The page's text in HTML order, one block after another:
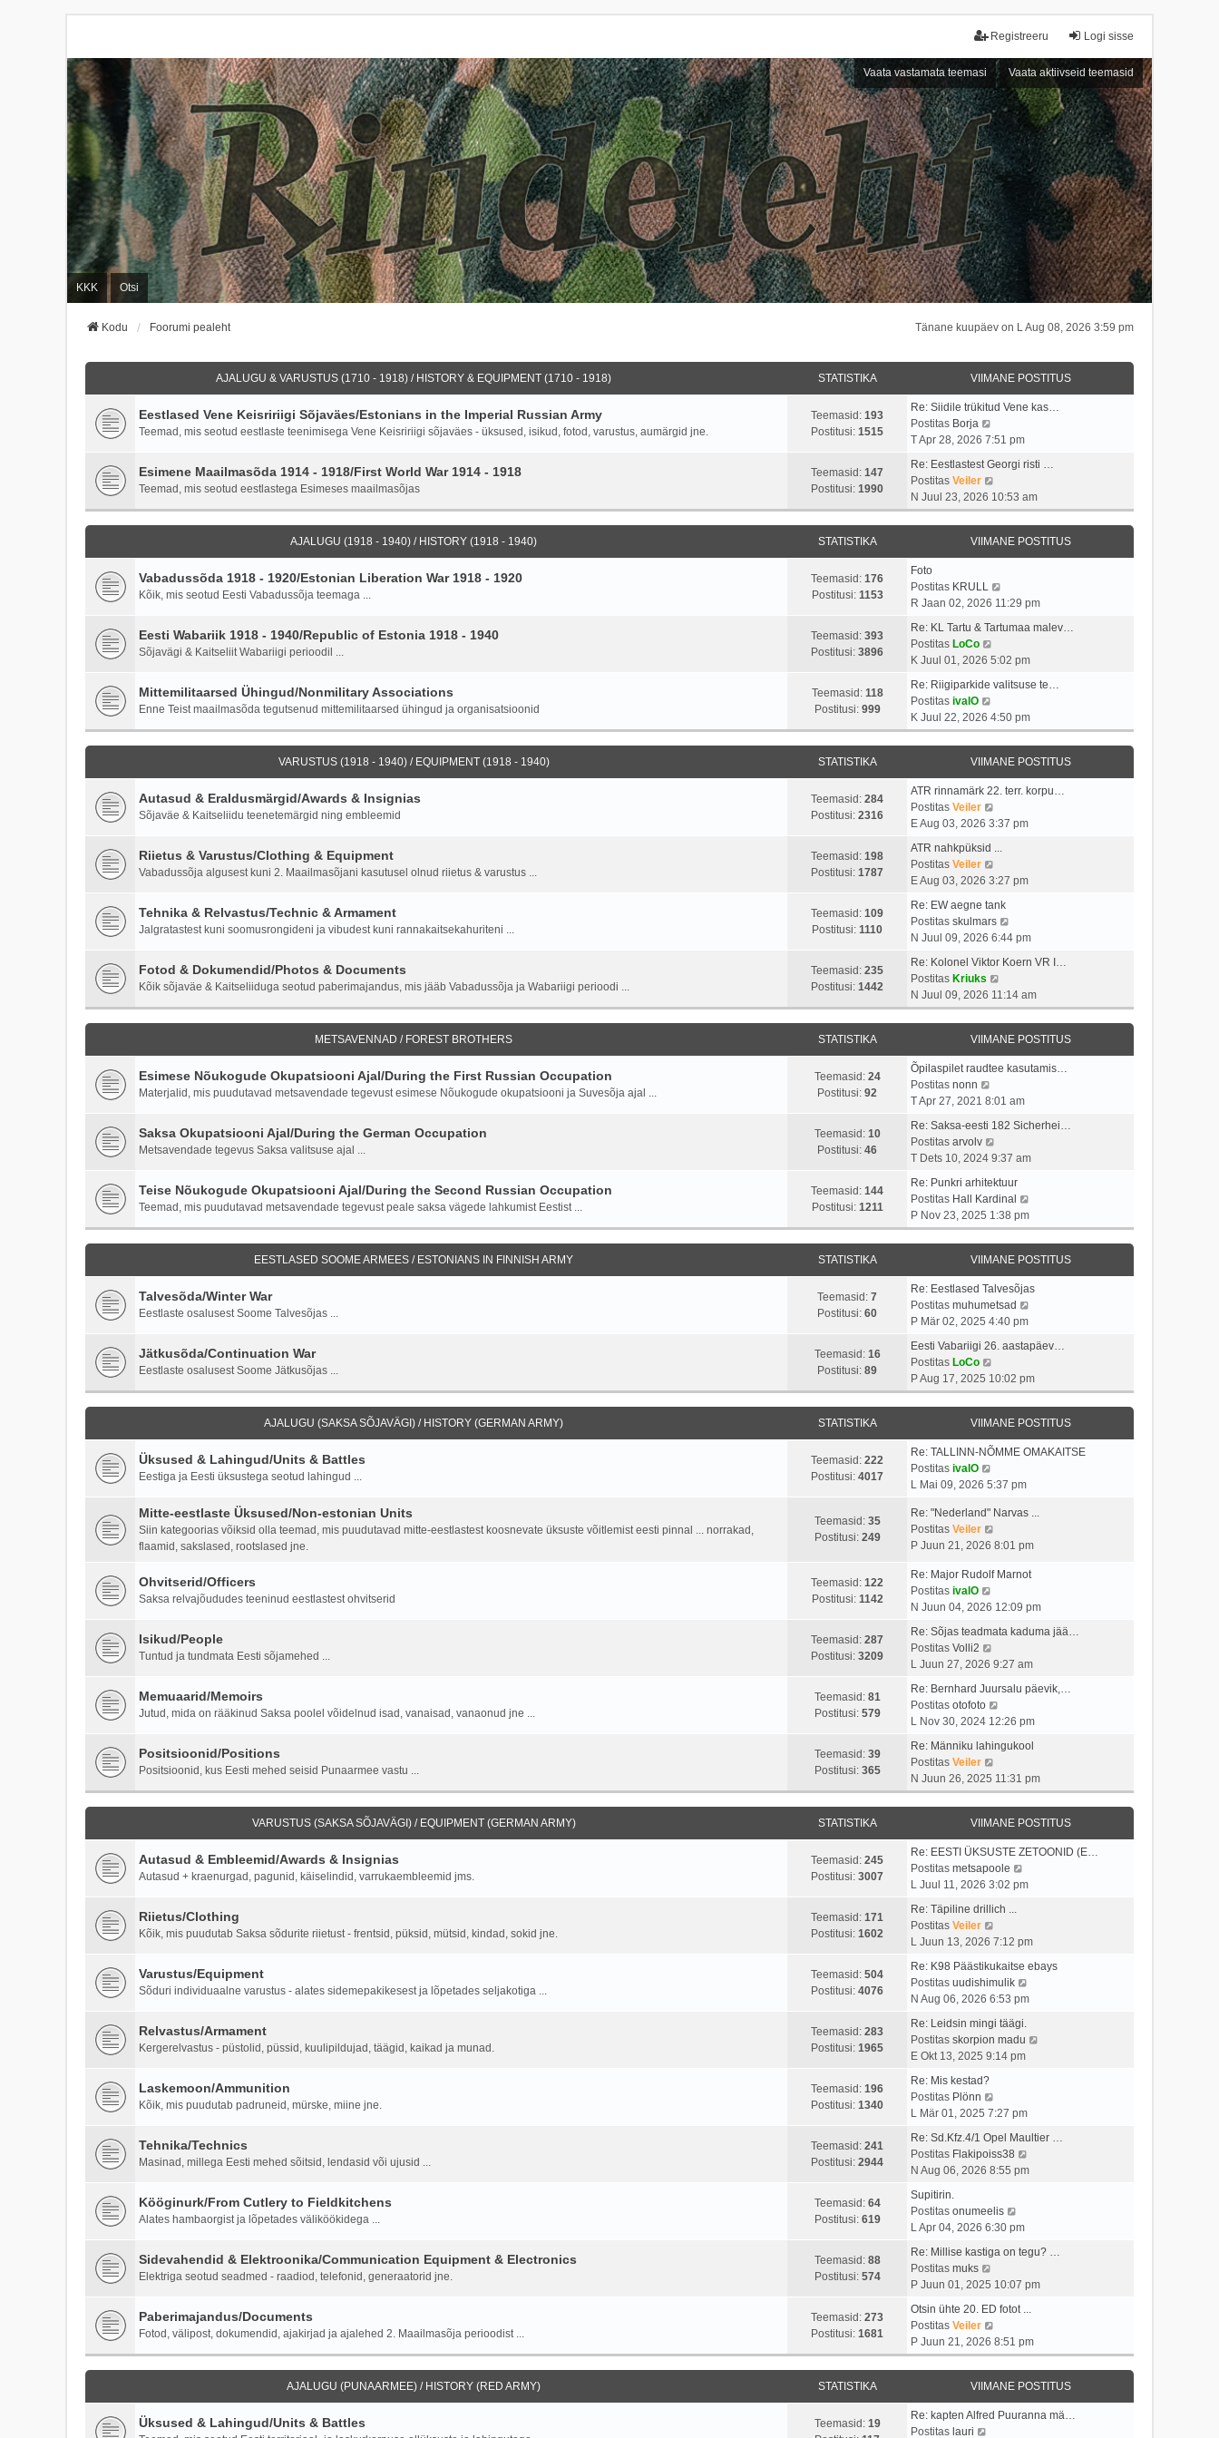
Logi sisse
Registreeru
Vaata vastamata teemasi Vaata aktiivseid teemasid
KKK Otsi
Tänane kuupäev on L Aug 08, 2026 3:59 pm
Kodu Foorumi pealeht
AJALUGU & VARUSTUS (1710 - 1918) / HISTORY & EQUIPMENT (1710 - 1918) STATISTIKA VIIMANE POSTITUS
Eestlased Vene Keisririigi Sõjaväes/Estonians in the Imperial Russian Army
Teemad, mis seotud eestlaste teenimisega Vene Keisririigi sõjaväes - üksused, isikud, fotod, varustus, aumärgid jne.
Teemasid: 193
Postitusi: 1515
Re: Siidile trükitud Vene kas…
Postitas Borja
a
t
a
v
i
s
o
t
i
u
s
t
T Apr 28, 2026 7:51 pm
Esimene Maailmasõda 1914 - 1918/First World War 1914 - 1918
Teemad, mis seotud eestlastega Esimeses maailmasõjas
Teemasid: 147
Postitusi: 1990
Re: Eestlastest Georgi risti …
Postitas Veiler
a
a
t
a
v
i
m
a
t
o
t
t
s
N Juul 23, 2026 10:53 am
AJALUGU (1918 - 1940) / HISTORY (1918 - 1940) STATISTIKA VIIMANE POSTITUS
Vabadussõda 1918 - 1920/Estonian Liberation War 1918 - 1920
Kõik, mis seotud Eesti Vabadussõja teemaga ...
Teemasid: 176
Postitusi: 1153
Foto
Postitas KRULL
a
t
v
i
m
a
s
t
p
o
t
u
t
R Jaan 02, 2026 11:29 pm
Eesti Wabariik 1918 - 1940/Republic of Estonia 1918 - 1940
Sõjavägi & Kaitseliit Wabariigi perioodil ...
Teemasid: 393
Postitusi: 3896
Re: KL Tartu & Tartumaa malev…
Postitas LoCo
a
t
v
i
a
s
t
o
s
t
i
t
u
t
K Juul 01, 2026 5:02 pm
Mittemilitaarsed Ühingud/Nonmilitary Associations
Enne Teist maailmasõda tegutsenud mittemilitaarsed ühingud ja organisatsioonid
Teemasid: 118
Postitusi: 999
Re: Riigiparkide valitsuse te…
Postitas ivalO
a
a
t
a
v
i
i
m
s
t
o
s
t
i
t
u
s
t
K Juul 22, 2026 4:50 pm
VARUSTUS (1918 - 1940) / EQUIPMENT (1918 - 1940) STATISTIKA VIIMANE POSTITUS
Autasud & Eraldusmärgid/Awards & Insignias
Sõjaväe & Kaitseliidu teenetemärgid ning embleemid
Teemasid: 284
Postitusi: 2316
ATR rinnamärk 22. terr. korpu…
Postitas Veiler
a
t
v
i
i
m
s
t
p
s
i
u
t
E Aug 03, 2026 3:37 pm
Riietus & Varustus/Clothing & Equipment
Vabadussõja algusest kuni 2. Maailmasõjani kasutusel olnud riietus & varustus ...
Teemasid: 198
Postitusi: 1787
ATR nahkpüksid ...
Postitas Veiler
a
t
a
v
i
i
m
a
s
t
p
o
t
i
u
t
E Aug 03, 2026 3:27 pm
Tehnika & Relvastus/Technic & Armament
Jalgratastest kuni soomusrongideni ja vibudest kuni rannakaitsekahuriteni ...
Teemasid: 109
Postitusi: 1110
Re: EW aegne tank
Postitas skulmars
a
t
v
i
a
t
o
t
i
t
u
s
t
N Juul 09, 2026 6:44 pm
Fotod & Dokumendid/Photos & Documents
Kõik sõjaväe & Kaitseliiduga seotud paberimajandus, mis jääb Vabadussõja ja Wabariigi perioodi ...
Teemasid: 235
Postitusi: 1442
Re: Kolonel Viktor Koern VR I…
Postitas Kriuks
a
a
t
a
v
i
m
a
t
o
s
t
t
s
t
N Juul 09, 2026 11:14 am
METSAVENNAD / FOREST BROTHERS STATISTIKA VIIMANE POSTITUS
Esimese Nõukogude Okupatsiooni Ajal/During the First Russian Occupation
Materjalid, mis puudutavad metsavendade tegevust esimese Nõukogude okupatsiooni ja Suvesõja ajal ...
Teemasid: 24
Postitusi: 92
Õpilaspilet raudtee kasutamis…
Postitas nonn
a
t
a
v
i
i
m
a
s
t
p
o
s
t
i
t
u
s
t
T Apr 27, 2021 8:01 am
Saksa Okupatsiooni Ajal/During the German Occupation
Metsavendade tegevus Saksa valitsuse ajal ...
Teemasid: 10
Postitusi: 46
Re: Saksa-eesti 182 Sicherhei…
Postitas arvolv
a
t
a
v
i
a
s
t
o
t
t
s
T Dets 10, 2024 9:37 am
Teise Nõukogude Okupatsiooni Ajal/During the Second Russian Occupation
Teemad, mis puudutavad metsavendade tegevust peale saksa vägede lahkumist Eestist ...
Teemasid: 144
Postitusi: 1211
Re: Punkri arhitektuur
Postitas Hall Kardinal
a
t
a
v
i
a
t
p
o
s
t
i
P Nov 23, 2025 1:38 pm
EESTLASED SOOME ARMEES / ESTONIANS IN FINNISH ARMY STATISTIKA VIIMANE POSTITUS
Talvesõda/Winter War
Eestlaste osalusest Soome Talvesõjas ...
Teemasid: 7
Postitusi: 60
Re: Eestlased Talvesõjas
Postitas muhumetsad
t
v
i
a
o
t
t
s
t
P Mär 02, 2025 4:40 pm
Jätkusõda/Continuation War
Eestlaste osalusest Soome Jätkusõjas ...
Teemasid: 16
Postitusi: 89
Eesti Vabariigi 26. aastapäev…
Postitas LoCo
a
a
t
a
v
i
m
a
s
t
o
t
s
t
P Aug 17, 2025 10:02 pm
AJALUGU (SAKSA SÕJAVÄGI) / HISTORY (GERMAN ARMY) STATISTIKA VIIMANE POSTITUS
Üksused & Lahingud/Units & Battles
Eestiga ja Eesti üksustega seotud lahingud ...
Teemasid: 222
Postitusi: 4017
Re: TALLINN-NÕMME OMAKAITSE
Postitas ivalO
a
t
a
v
i
a
s
p
s
t
i
t
u
s
t
L Mai 09, 2026 5:37 pm
Mitte-eestlaste Üksused/Non-estonian Units
Siin kategoorias võiksid olla teemad, mis puudutavad mitte-eestlastest koosnevate üksuste võitlemist eesti pinnal ... norrakad,
flaamid, sakslased, rootslased jne.
Teemasid: 35
Postitusi: 249
Re: "Nederland" Narvas ...
Postitas Veiler
a
t
v
i
m
s
t
p
o
t
i
t
u
s
t
P Juun 21, 2026 8:01 pm
Ohvitserid/Officers
Saksa relvajõududes teeninud eestlastest ohvitserid
Teemasid: 122
Postitusi: 1142
Re: Major Rudolf Marnot
Postitas ivalO
a
t
v
i
i
m
s
t
p
s
i
t
u
t
N Juun 04, 2026 12:09 pm
Isikud/People
Tuntud ja tundmata Eesti sõjamehed ...
Teemasid: 287
Postitusi: 3209
Re: Sõjas teadmata kaduma jää…
Postitas Volli2
a
t
a
v
i
i
m
a
s
t
p
o
s
t
i
t
u
t
L Juun 27, 2026 9:27 am
Memuaarid/Memoirs
Jutud, mida on rääkinud Saksa poolel võidelnud isad, vanaisad, vanaonud jne ...
Teemasid: 81
Postitusi: 579
Re: Bernhard Juursalu päevik,…
Postitas otofoto
a
t
v
i
a
s
t
o
t
i
t
u
t
L Nov 30, 2024 12:26 pm
Positsioonid/Positions
Positsioonid, kus Eesti mehed seisid Punaarmee vastu ...
Teemasid: 39
Postitusi: 365
Re: Männiku lahingukool
Postitas Veiler
a
a
t
a
v
i
i
m
a
t
o
s
t
i
u
N Juun 26, 2025 11:31 pm
VARUSTUS (SAKSA SÕJAVÄGI) / EQUIPMENT (GERMAN ARMY) STATISTIKA VIIMANE POSTITUS
Autasud & Embleemid/Awards & Insignias
Autasud + kraenurgad, pagunid, käiselindid, varrukaembleemid jms.
Teemasid: 245
Postitusi: 3007
Re: EESTI ÜKSUSTE ZETOONID (E…
Postitas metsapoole
a
v
i
i
m
s
t
p
t
t
u
s
L Juul 11, 2026 3:02 pm
Riietus/Clothing
Kõik, mis puudutab Saksa sõdurite riietust - frentsid, püksid, mütsid, kindad, sokid jne.
Teemasid: 171
Postitusi: 1602
Re: Täpiline drillich ...
Postitas Veiler
a
t
a
v
i
m
p
o
s
t
u
s
t
L Juun 13, 2026 7:12 pm
Varustus/Equipment
Sõduri individuaalne varustus - alates sidemepakikesest ja lõpetades seljakotiga ...
Teemasid: 504
Postitusi: 4076
Re: K98 Päästikukaitse ebays
Postitas uudishimulik
a
a
s
p
t
s
N Aug 06, 2026 6:53 pm
Relvastus/Armament
Kergerelvastus - püstolid, püssid, kuulipildujad, täägid, kaikad ja munad.
Teemasid: 283
Postitusi: 1965
Re: Leidsin mingi täägi.
Postitas skorpion madu
i
o
t
E Okt 13, 2025 9:14 pm
Laskemoon/Ammunition
Kõik, mis puudutab padruneid, mürske, miine jne.
Teemasid: 196
Postitusi: 1340
Re: Mis kestad?
Postitas Plönn
a
t
a
v
i
m
s
p
o
t
i
t
u
s
L Mär 01, 2025 7:27 pm
Tehnika/Technics
Masinad, millega Eesti mehed sõitsid, lendasid või ujusid ...
Teemasid: 241
Postitusi: 2944
Re: Sd.Kfz.4/1 Opel Maultier …
Postitas Flakipoiss38
a
i
m
s
p
s
i
N Aug 06, 2026 8:55 pm
Kööginurk/From Cutlery to Fieldkitchens
Alates hambaorgist ja lõpetades väliköökidega ...
Teemasid: 64
Postitusi: 619
Supitirin.
Postitas onumeelis
a
t
v
i
m
a
s
t
p
o
L Apr 04, 2026 6:30 pm
Sidevahendid & Elektroonika/Communication Equipment & Electronics
Elektriga seotud seadmed - raadiod, telefonid, generaatorid jne.
Teemasid: 88
Postitusi: 574
Re: Millise kastiga on tegu? …
Postitas muks
a
t
a
v
i
a
P Juun 01, 2025 10:07 pm
Paberimajandus/Documents
Fotod, välipost, dokumendid, ajakirjad ja ajalehed 2. Maailmasõja perioodist ...
Teemasid: 273
Postitusi: 1681
Otsin ühte 20. ED fotot ...
Postitas Veiler
a
a
t
a
v
P Juun 21, 2026 8:51 pm
AJALUGU (PUNAARMEE) / HISTORY (RED ARMY) STATISTIKA VIIMANE POSTITUS
Üksused & Lahingud/Units & Battles Teemasid: 19
Re: kapten Alfred Puuranna mä…
Postitas lauri